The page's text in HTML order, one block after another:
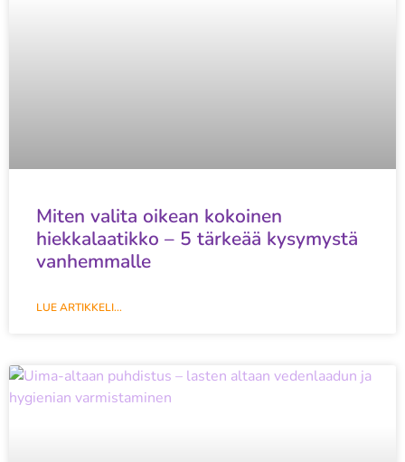
Miten valita oikean kokoinen
hiekkalaatikko – 5 tärkeää kysymystä
vanhemmalle
LUE ARTIKKELI...